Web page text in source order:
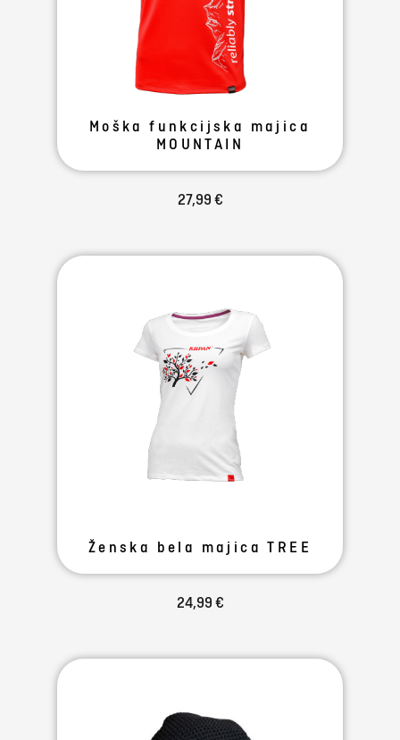
Moška funkcijska majica
MOUNTAIN
27,99 €
Ženska bela majica TREE
24,99 €